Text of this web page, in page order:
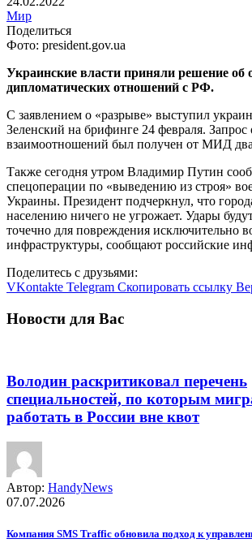
Мир
Поделиться
Фото: president.gov.ua
Украинские власти приняли решение об
дипломатических отношений с РФ.
С заявлением о «разрыве» выступил
Зеленский на брифинге 24 февраля.
взаимоотношений был получен от МИД два
Также сегодня утром Владимир Путин
спецоперации по «выведению из строя»
Украины. Президент подчеркнул, что
населению ничего не угрожает. Удары
точечно для повреждения исключительно
инфраструктуры, сообщают российские
Поделитесь с друзьями:
VKontakte Telegram Скопировать ссылку
Новости для Вас
Володин раскритиковал перечень
специальностей, по которым
работать в России вне квот
Автор: HandyNews
07.07.2026
Компания SMS Traffic обновила подход к